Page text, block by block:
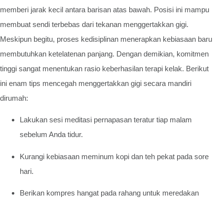
memberi jarak kecil antara barisan atas bawah. Posisi ini mampu
membuat sendi terbebas dari tekanan menggertakkan gigi.
Meskipun begitu, proses kedisiplinan menerapkan kebiasaan baru
membutuhkan ketelatenan panjang. Dengan demikian, komitmen
tinggi sangat menentukan rasio keberhasilan terapi kelak. Berikut
ini enam tips mencegah menggertakkan gigi secara mandiri
dirumah:
Lakukan sesi meditasi pernapasan teratur tiap malam
sebelum Anda tidur.
Kurangi kebiasaan meminum kopi dan teh pekat pada sore
hari.
Berikan kompres hangat pada rahang untuk meredakan